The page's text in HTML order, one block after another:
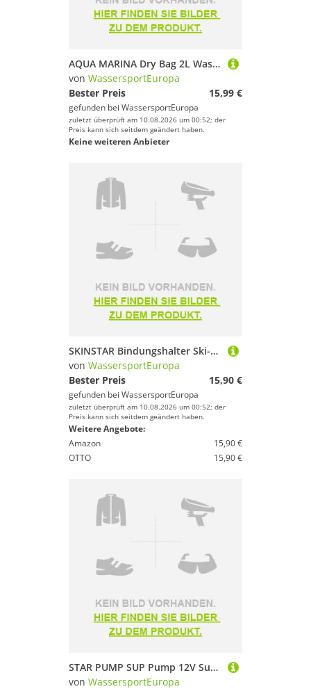
Snowboard
Sportausrüstung
Sportausstattung
Sportbekleidung
Sportschuhe
Tauchen & Schnorcheln
Wakeboarding
WassersportEuropa
Geschlecht
wir Dir viel Spaß und Erfolg mit Deinem Sport.
AQUA MARINA Dry Bag 2L Wasserdichter Seesack/Tasche
von WassersportEuropa
Bester Preis
15,99 €
gefunden bei WassersportEuropa
zuletzt überprüft am 10.08.2026 um 00:52; der
Preis kann sich seitdem geändert haben.
Keine weiteren Anbieter
SKINSTAR Bindungshalter Ski-Stoppergummis Bindungs Gummi 20er Pack
von WassersportEuropa
Bester Preis
15,90 €
gefunden bei WassersportEuropa
zuletzt überprüft am 10.08.2026 um 00:52; der
Preis kann sich seitdem geändert haben.
Weitere Angebote:
Amazon
15,90 €
OTTO
15,90 €
STAR PUMP SUP Pump 12V Super Electric Pump Elektrische SUP-Pumpe E-Pumpe
von WassersportEuropa